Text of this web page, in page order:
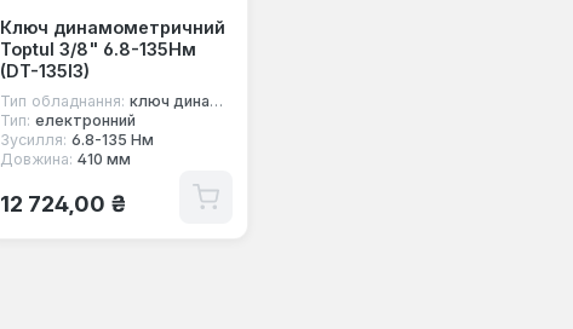
Ключ динамометричний
Toptul 3/8" 6.8-135Нм
(DT-135I3)
Тип обладнання: ключ динамометричний під квадрат
Тип: електронний
Зусилля: 6.8-135 Нм
Довжина: 410 мм
Звичайна ціна:
12 724,00 ₴